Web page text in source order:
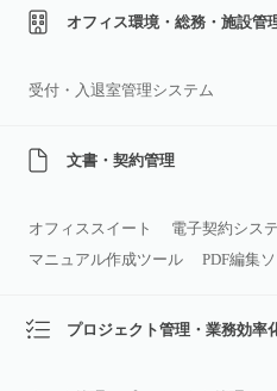
オフィス環境・総務・施設管
受付・入退室管理システム
文書・契約管理
オフィススイート 電子契約シス
マニュアル作成ツール
PDF編集
プロジェクト管理・業務効率